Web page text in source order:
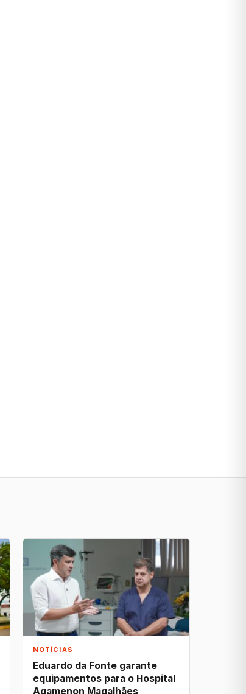
NOTÍCIAS
Eduardo da Fonte garante
equipamentos para o Hospital
Agamenon Magalhães